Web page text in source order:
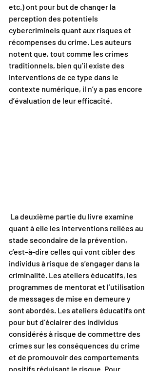
etc.) ont pour but de changer la
perception des potentiels
cybercriminels quant aux risques et
récompenses du crime. Les auteurs
notent que, tout comme les crimes
traditionnels, bien qu’il existe des
interventions de ce type dans le
contexte numérique, il n’y a pas encore
d’évaluation de leur efficacité.
quant à elle les interventions reliées au
stade secondaire de la prévention,
c’est–à-dire celles qui vont cibler des
individus à risque de s’engager dans la
criminalité. Les ateliers éducatifs, les
programmes de mentorat et l’utilisation
de messages de mise en demeure y
sont abordés. Les ateliers éducatifs ont
pour but d’éclairer des individus
considérés à risque de commettre des
crimes sur les conséquences du crime
et de promouvoir des comportements
positifs réduisant le risque. Pour